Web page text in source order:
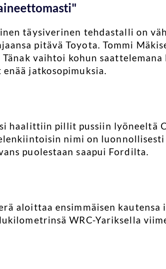
täysiverinen tehdastalli on
pitävä Toyota. Tommi
vaihtoi kohun
enää jatkosopimuksia.
haalittiin pillit pussiin lyöneeltä
nimi on
puolestaan saapui Fordilta.
aloittaa ensimmäisen
WRC-Yariksella